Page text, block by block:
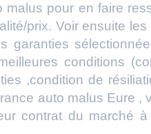
malus pour en faire
prix. Voir ensuite
garanties
conditions
,condition de
auto malus Eure ,
contrat du marché